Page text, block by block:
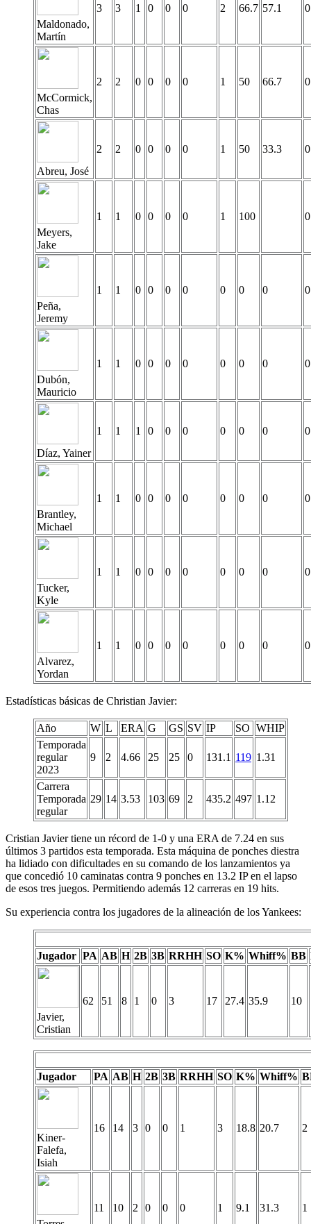
Maldonado,
Martín
3 3 1 0 0 0 2 66.7 57.1 0
McCormick,
Chas
2 2 0 0 0 0 1 50 66.7 0
Abreu, José
2 2 0 0 0 0 1 50 33.3 0
Meyers,
Jake
1 1 0 0 0 0 1 100 0
Peña,
Jeremy
1 1 0 0 0 0 0 0 0 0
Dubón,
Mauricio
1 1 0 0 0 0 0 0 0 0
Díaz, Yainer
1 1 1 0 0 0 0 0 0 0
Brantley,
Michael
1 1 0 0 0 0 0 0 0 0
Tucker,
Kyle
1 1 0 0 0 0 0 0 0 0
Alvarez,
Yordan
1 1 0 0 0 0 0 0 0 0
Estadísticas básicas de Christian Javier:
Año W L ERA G GS SV IP SO WHIP
Temporada
regular
2023
9 2 4.66 25 25 0 131.1 119 1.31
Carrera
Temporada
regular
29 14 3.53 103 69 2 435.2 497 1.12
Cristian Javier tiene un récord de 1-0 y una ERA de 7.24 en sus
últimos 3 partidos esta temporada. Esta máquina de ponches diestra
ha lidiado con dificultades en su comando de los lanzamientos ya
que concedió 10 caminatas contra 9 ponches en 13.2 IP en el lapso
de esos tres juegos. Permitiendo además 12 carreras en 19 hits.
Su experiencia contra los jugadores de la alineación de los Yankees:
Jugador PA AB H 2B 3B RRHH SO K% Whiff% BB
Javier,
Cristian
62 51 8 1 0 3 17 27.4 35.9 10
Jugador PA AB H 2B 3B RRHH SO K% Whiff%
Kiner-
Falefa,
Isiah
16 14 3 0 0 1 3 18.8 20.7 2
11 10 2 0 0 0 1 9.1 31.3 1